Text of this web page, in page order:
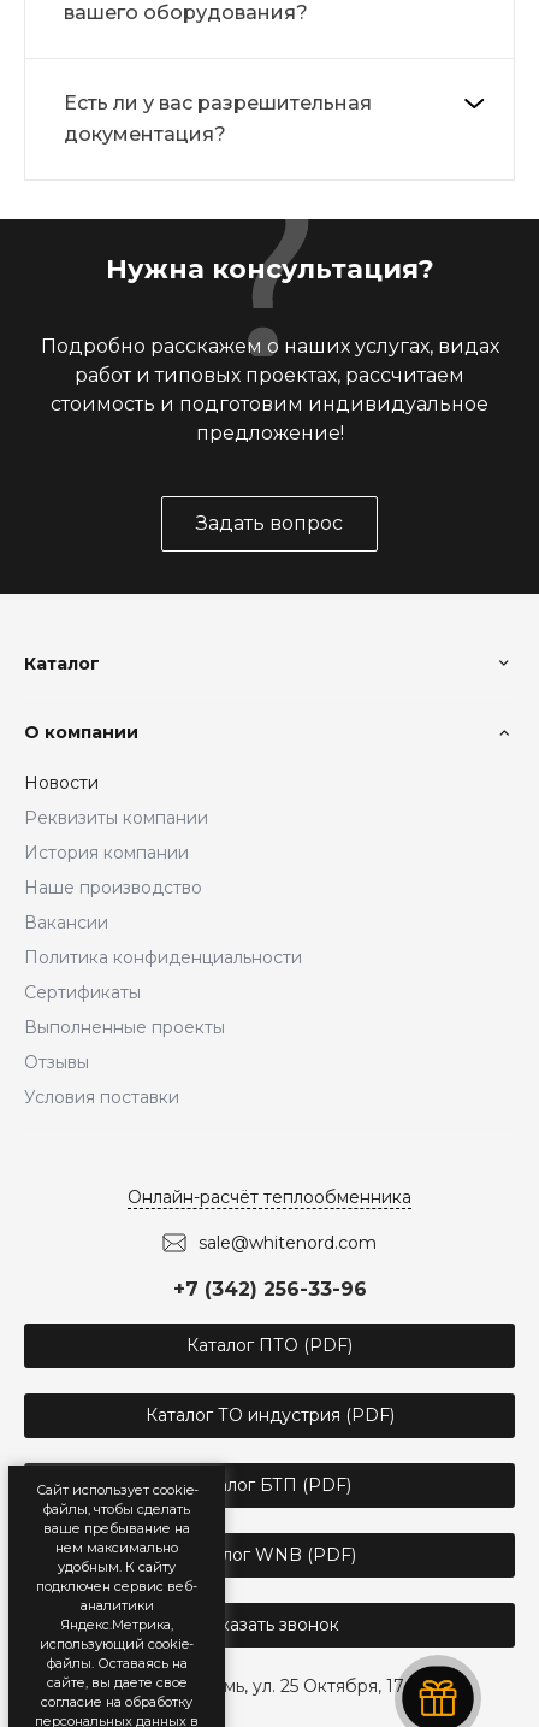
Сайт использует cookie-
файлы, чтобы сделать
ваше пребывание на
нем максимально
удобным. К cайту
подключен сервис веб-
аналитики
Яндекс.Метрика,
использующий cookie-
файлы. Оставаясь на
сайте, вы даете свое
согласие на обработку
персональных данных в
вашего оборудования?
Есть ли у вас разрешительная
документация?
Нужна консультация?
Подробно расскажем о наших услугах, видах
работ и типовых проектах, рассчитаем
стоимость и подготовим индивидуальное
предложение!
Задать вопрос
Каталог
О компании
Новости
Реквизиты компании
История компании
Наше производство
Вакансии
Политика конфиденциальности
Сертификаты
Выполненные проекты
Отзывы
Условия поставки
Онлайн-расчёт теплообменника
sale@whitenord.com
+7 (342) 256-33-96
г. Пермь, ул. 25 Октября, 17
Каталог ПТО (PDF)
Каталог ТО индустрия (PDF)
Каталог БТП (PDF)
Каталог WNB (PDF)
Заказать звонок